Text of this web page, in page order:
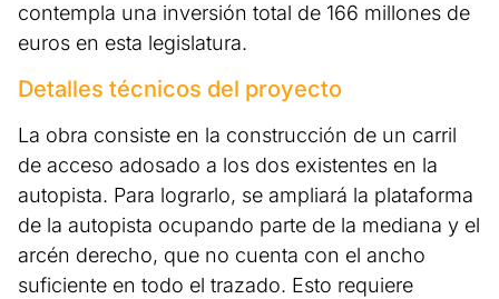
contempla una inversión total de 166 millones de
euros en esta legislatura.
Detalles técnicos del proyecto
La obra consiste en la construcción de un carril
de acceso adosado a los dos existentes en la
autopista. Para lograrlo, se ampliará la plataforma
de la autopista ocupando parte de la mediana y el
arcén derecho, que no cuenta con el ancho
suficiente en todo el trazado. Esto requiere